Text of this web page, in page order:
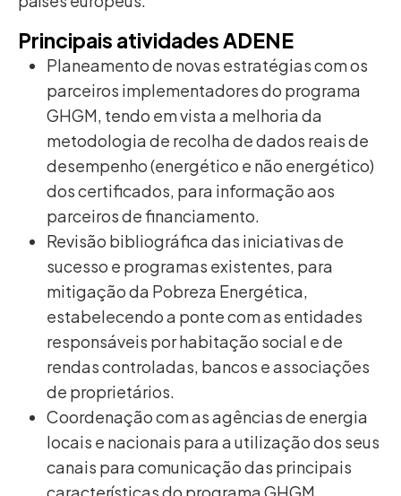
Principais atividades ADENE
Planeamento de novas estratégias com os
parceiros implementadores do programa
GHGM, tendo em vista a melhoria da
metodologia de recolha de dados reais de
desempenho (energético e não energético)
dos certificados, para informação aos
parceiros de financiamento.
Revisão bibliográfica das iniciativas de
sucesso e programas existentes, para
mitigação da Pobreza Energética,
estabelecendo a ponte com as entidades
responsáveis por habitação social e de
rendas controladas, bancos e associações
de proprietários.
Coordenação com as agências de energia
locais e nacionais para a utilização dos seus
canais para comunicação das principais
características do programa GHGM.